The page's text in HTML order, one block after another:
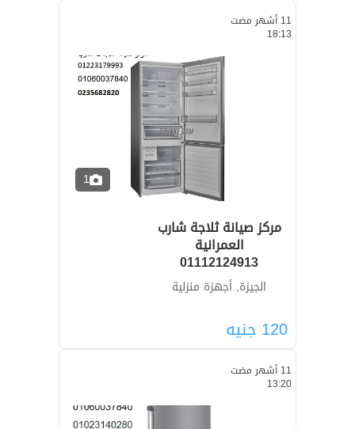
11 أشهر مضت
18:13
1
مركز صيانة ثلاجة شارب
العمرانية
01112124913
الجيزة, أجهزة منزلية
120 جنيه
11 أشهر مضت
13:20